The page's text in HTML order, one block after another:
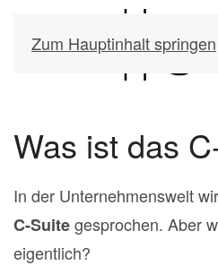
Zum Hauptinhalt springen
Was ist das
In der Unternehmenswelt
C-Suitegesprochen. Aber
eigentlich?